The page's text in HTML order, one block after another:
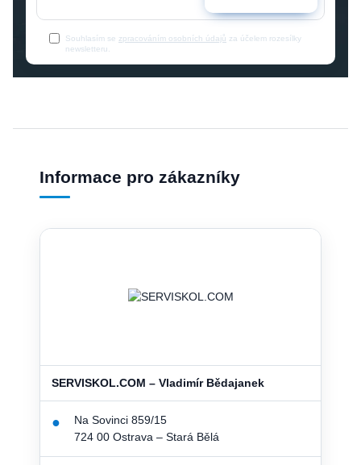
Souhlasím se zpracováním osobních údajů za účelem rozesílky
newsletteru.
Informace pro zákazníky
SERVISKOL.COM – Vladimír Bědajanek
●
Na Sovinci 859/15
724 00 Ostrava – Stará Bělá